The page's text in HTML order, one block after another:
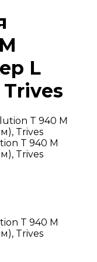
L
Trives
T 940 M
Trives
T 940 M
Trives